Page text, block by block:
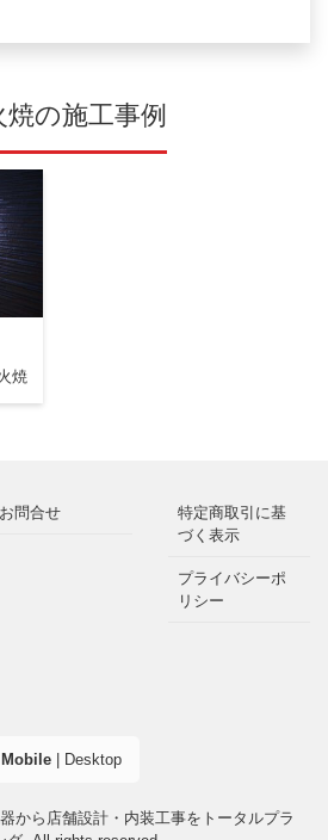
焼の施工事例
焼
お問合せ
特定商取引に基
づく表示
プライバシーポ
リシー
Mobile| Desktop
から店舗設計・内装工事をトータルプラ